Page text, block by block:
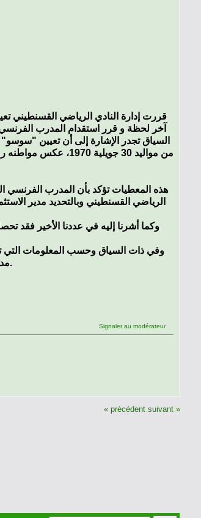
آخر لحظة و قرر استقدام المدرب
هذه المعطيات تؤكد بأن المدرب الفرنسي
الرياضي القسنطيني وبالتحديد مدير
وكما أشرنا إليه في عددنا الأخير فقد
وفي ذات السياق وحسب المعلومات التي
مدافع ديجون السابق قد منح موافقته النهائية لتقمص ألوان السنافر الموسم القادم.
Signaler au modérateur
« précédent suivant »